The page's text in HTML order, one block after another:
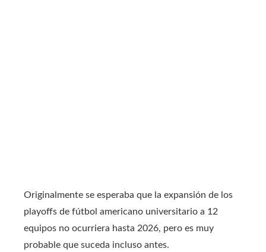
Originalmente se esperaba que la expansión de los
playoffs de fútbol americano universitario a 12
equipos no ocurriera hasta 2026, pero es muy
probable que suceda incluso antes.